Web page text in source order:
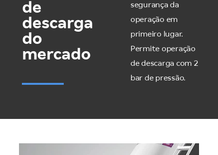
de
descarga
do
mercado
segurança da
operação em
primeiro lugar.
Permite operação
de descarga com 2
bar de pressão.